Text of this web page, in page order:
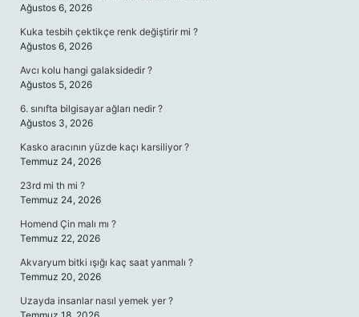
Ağustos 6, 2026
Kuka tesbih çektikçe renk değiştirir mi ?
Ağustos 6, 2026
Avcı kolu hangi galaksidedir ?
Ağustos 5, 2026
6. sınıfta bilgisayar ağları nedir ?
Ağustos 3, 2026
Kasko aracının yüzde kaçı karsiliyor ?
Temmuz 24, 2026
23rd mi th mi ?
Temmuz 24, 2026
Homend Çin malı mı ?
Temmuz 22, 2026
Akvaryum bitki ışığı kaç saat yanmalı ?
Temmuz 20, 2026
Uzayda insanlar nasıl yemek yer ?